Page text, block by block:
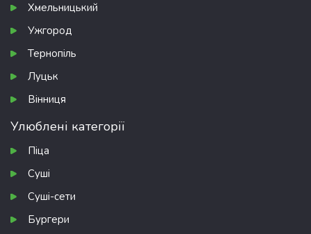
Хмельницький
Ужгород
Тернопіль
Луцьк
Вінниця
Улюблені категорії
Піца
Суші
Суші-сети
Бургери